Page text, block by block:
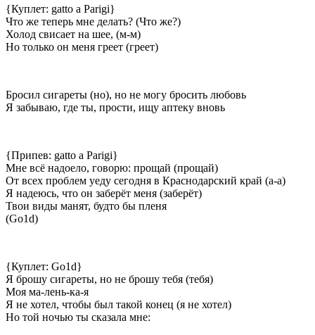
{Куплет: gatto a Parigi}
Что же теперь мне делать? (Что же?)
Холод свисает на шее, (м-м)
Но только он меня греет (греет)
Бросил сигареты (но), но не могу бросить любовь
Я забываю, где ты, прости, ищу аптеку вновь
{Припев: gatto a Parigi}
Мне всё надоело, говорю: прощай (прощай)
От всех проблем уеду сегодня в Краснодарский край (а-а)
Я надеюсь, что он заберёт меня (заберёт)
Твои виды манят, будто бы пленя
(Go1d)
{Куплет: Go1d}
Я брошу сигареты, но не брошу тебя (тебя)
Моя ма-лень-ка-я
Я не хотел, чтобы был такой конец (я не хотел)
Но той ночью ты сказала мне: